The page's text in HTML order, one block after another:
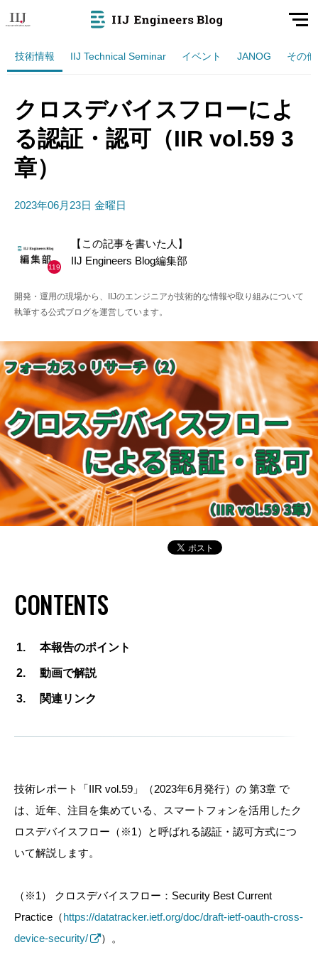
技術情報 IIJ Technical Seminar イベント JANOG その他
クロスデバイスフローによ
る認証・認可（IIR vol.59 3
章）
2023年06月23日 金曜日
119
【この記事を書いた人】
IIJ Engineers Blog編集部
開発・運用の現場から、IIJのエンジニアが技術的な情報や取り組みについて
執筆する公式ブログを運営しています。
CONTENTS
本報告のポイント
動画で解説
関連リンク
技術レポート「IIR vol.59」（2023年6月発行）の 第3章 で
は、近年、注目を集めている、スマートフォンを活用したク
ロスデバイスフロー（※1）と呼ばれる認証・認可方式につ
いて解説します。
（※1） クロスデバイスフロー：Security Best Current
Practice（https://datatracker.ietf.org/doc/draft-ietf-oauth-cross-
device-security/
）。